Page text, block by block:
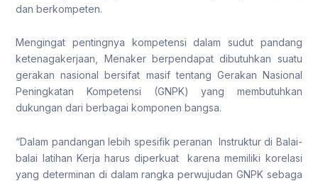
dan berkompeten.
Mengingat pentingnya kompetensi dalam sudut pandang
ketenagakerjaan, Menaker berpendapat dibutuhkan suatu
gerakan nasional bersifat masif tentang Gerakan Nasional
Peningkatan Kompetensi (GNPK) yang membutuhkan
dukungan dari berbagai komponen bangsa.
“Dalam pandangan lebih spesifik peranan Instruktur di Balai-
balai latihan Kerja harus diperkuat karena memiliki korelasi
yang determinan di dalam rangka perwujudan GNPK sebaga